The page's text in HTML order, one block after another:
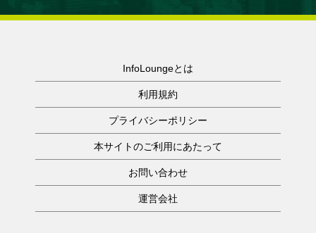
InfoLoungeとは
利用規約
プライバシーポリシー
本サイトのご利用にあたって
お問い合わせ
運営会社